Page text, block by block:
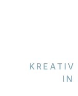
KREATIV
IN